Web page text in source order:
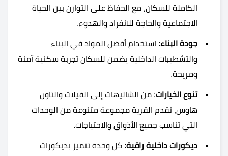
الكاملة للسكان، مع الحفاظ على التوازن بين الحياة
الاجتماعية والحاجة للانفراد والهدوء.
جودة البناء: استخدام أفضل المواد في البناء
والتشطيبات الداخلية يضمن للسكان تجربة سكنية آمنة
ومريحة.
تنوع الخيارات: من الشاليهات إلى الفيلات والتاون
هاوس، تقدم القرية مجموعة متنوعة من الوحدات
التي تناسب جميع الأذواق والاحتياجات.
ديكورات داخلية راقية: كل وحدة تتميز بديكورات